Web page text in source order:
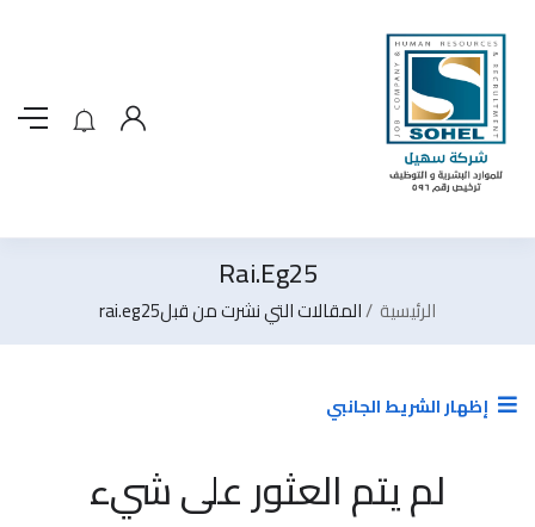
Rai.eg25
الرئيسية المقالات التي نشرت من قبلrai.eg25
إظهار الشريط الجانبي
لم يتم العثور على شيء